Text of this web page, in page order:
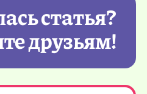
статья?
друзьям!